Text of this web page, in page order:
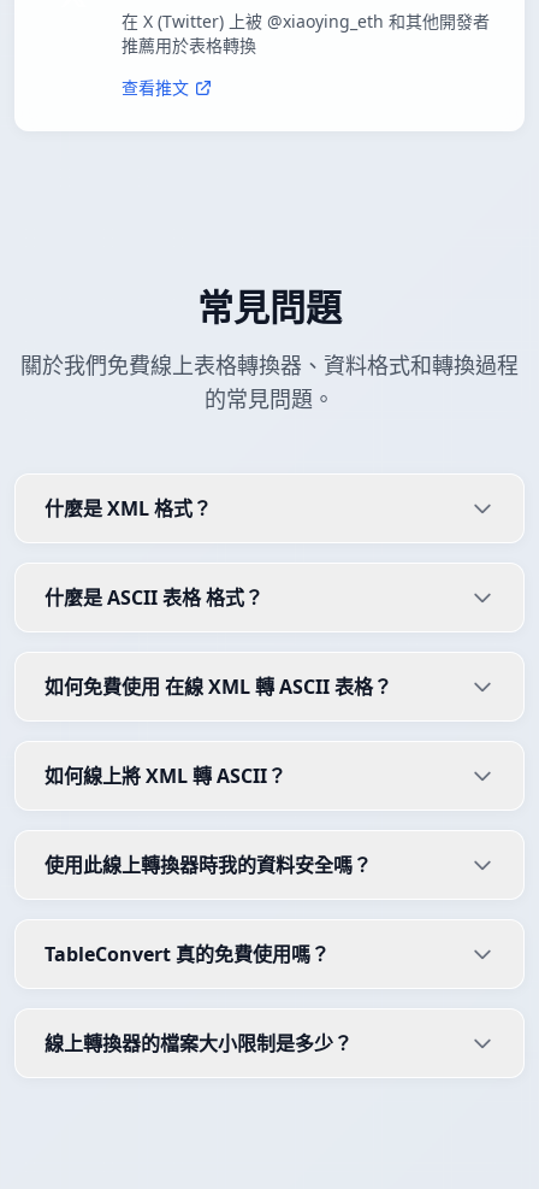
在 X (Twitter) 上被 @xiaoying_eth 和其他開發者
推薦用於表格轉換
查看推文
常見問題
關於我們免費線上表格轉換器、資料格式和轉換過程
的常見問題。
什麼是 XML 格式？
什麼是 ASCII 表格 格式？
如何免費使用 在線 XML 轉 ASCII 表格？
如何線上將 XML 轉 ASCII？
使用此線上轉換器時我的資料安全嗎？
TableConvert 真的免費使用嗎？
線上轉換器的檔案大小限制是多少？